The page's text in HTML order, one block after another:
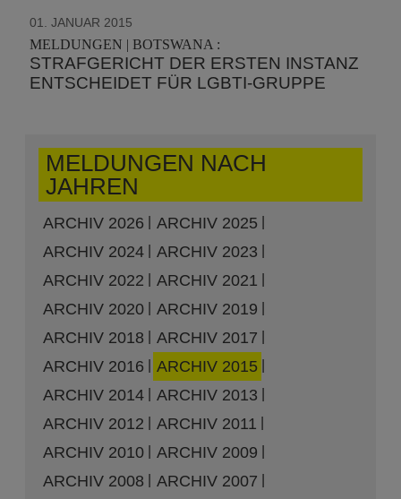
01. JANUAR 2015
MELDUNGEN | BOTSWANA :
STRAFGERICHT DER ERSTEN INSTANZ
ENTSCHEIDET FÜR LGBTI-GRUPPE
MELDUNGEN NACH
JAHREN
ARCHIV 2026
ARCHIV 2025
ARCHIV 2024
ARCHIV 2023
ARCHIV 2022
ARCHIV 2021
ARCHIV 2020
ARCHIV 2019
ARCHIV 2018
ARCHIV 2017
ARCHIV 2016
ARCHIV 2015
ARCHIV 2014
ARCHIV 2013
ARCHIV 2012
ARCHIV 2011
ARCHIV 2010
ARCHIV 2009
ARCHIV 2008
ARCHIV 2007